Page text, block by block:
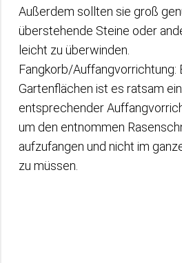
Außerdem sollten sie groß
überstehende Steine oder
leicht zu überwinden.
Fangkorb/Auffangvorrichtung:
Gartenflächen ist es ratsam
entsprechender
um den entnommen
aufzufangen und nicht im
zu müssen.